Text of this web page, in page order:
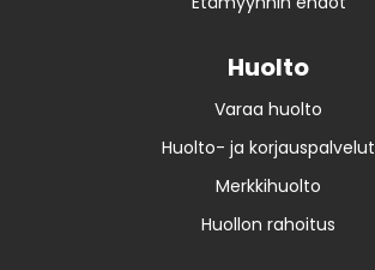
Huolto
Varaa huolto
Huolto- ja korjauspalvelut
Merkkihuolto
Huollon rahoitus